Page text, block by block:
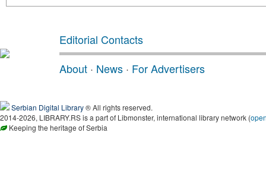
Editorial Contacts
About · News · For Advertisers
Serbian Digital Library® All rights reserved.
2014-2026, LIBRARY.RS is a part of Libmonster, international library network (
Keeping the heritage of Serbia